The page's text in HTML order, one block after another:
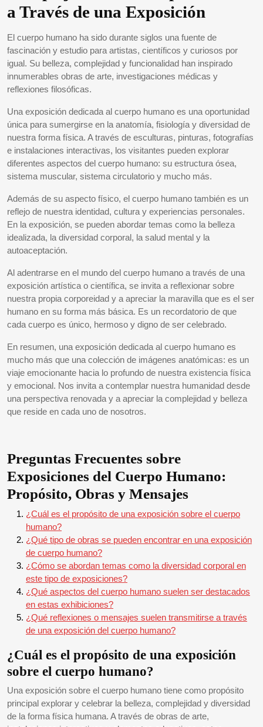
a Través de una Exposición
El cuerpo humano ha sido durante siglos una fuente de
fascinación y estudio para artistas, científicos y curiosos por
igual. Su belleza, complejidad y funcionalidad han inspirado
innumerables obras de arte, investigaciones médicas y
reflexiones filosóficas.
Una exposición dedicada al cuerpo humano es una oportunidad
única para sumergirse en la anatomía, fisiología y diversidad de
nuestra forma física. A través de esculturas, pinturas, fotografías
e instalaciones interactivas, los visitantes pueden explorar
diferentes aspectos del cuerpo humano: su estructura ósea,
sistema muscular, sistema circulatorio y mucho más.
Además de su aspecto físico, el cuerpo humano también es un
reflejo de nuestra identidad, cultura y experiencias personales.
En la exposición, se pueden abordar temas como la belleza
idealizada, la diversidad corporal, la salud mental y la
autoaceptación.
Al adentrarse en el mundo del cuerpo humano a través de una
exposición artística o científica, se invita a reflexionar sobre
nuestra propia corporeidad y a apreciar la maravilla que es el ser
humano en su forma más básica. Es un recordatorio de que
cada cuerpo es único, hermoso y digno de ser celebrado.
En resumen, una exposición dedicada al cuerpo humano es
mucho más que una colección de imágenes anatómicas: es un
viaje emocionante hacia lo profundo de nuestra existencia física
y emocional. Nos invita a contemplar nuestra humanidad desde
una perspectiva renovada y a apreciar la complejidad y belleza
que reside en cada uno de nosotros.
Preguntas Frecuentes sobre
Exposiciones del Cuerpo Humano:
Propósito, Obras y Mensajes
¿Cuál es el propósito de una exposición sobre el cuerpo
humano?
¿Qué tipo de obras se pueden encontrar en una exposición
de cuerpo humano?
¿Cómo se abordan temas como la diversidad corporal en
este tipo de exposiciones?
¿Qué aspectos del cuerpo humano suelen ser destacados
en estas exhibiciones?
¿Qué reflexiones o mensajes suelen transmitirse a través
de una exposición del cuerpo humano?
¿Cuál es el propósito de una exposición
sobre el cuerpo humano?
Una exposición sobre el cuerpo humano tiene como propósito
principal explorar y celebrar la belleza, complejidad y diversidad
de la forma física humana. A través de obras de arte,